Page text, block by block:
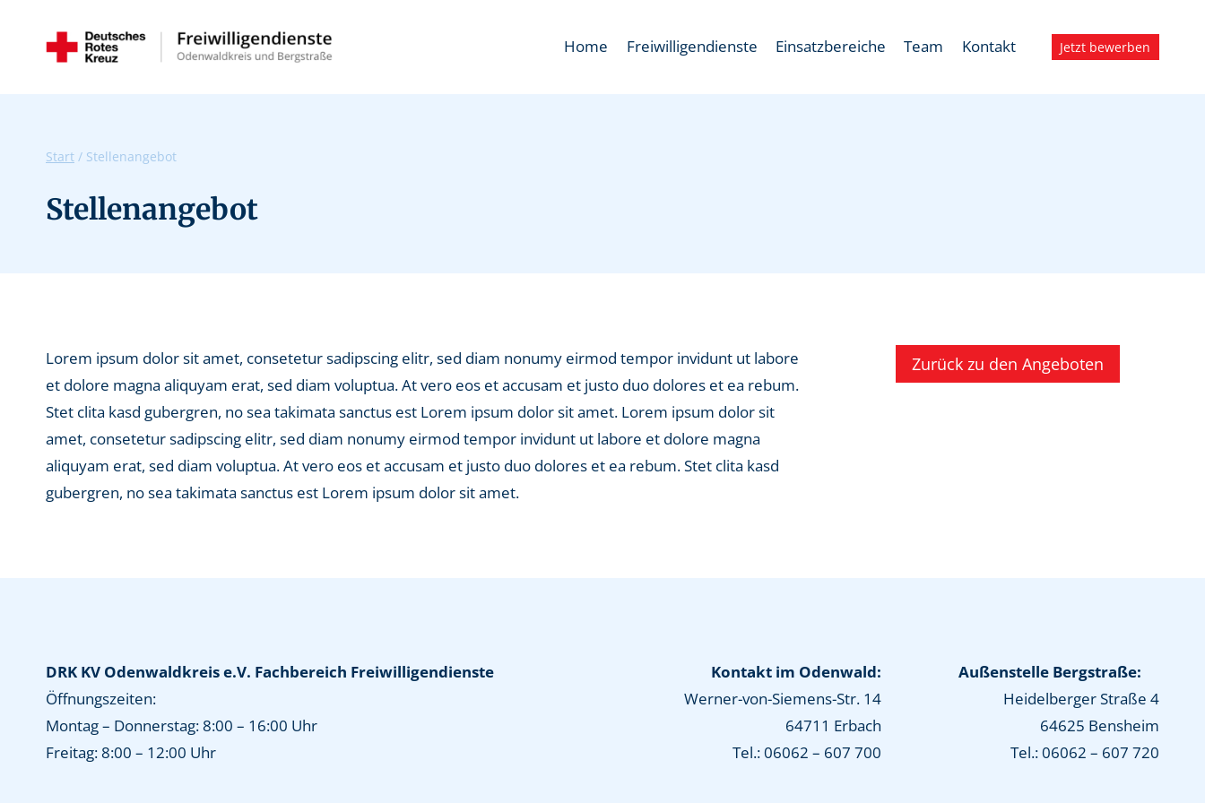
springen
Home Freiwilligendienste Einsatzbereiche Team Kontakt Jetzt bewerben
Start / Stellenangebot
Stellenangebot
Lorem ipsum dolor sit amet, consetetur sadipscing elitr, sed diam nonumy eirmod tempor invidunt ut labore
et dolore magna aliquyam erat, sed diam voluptua. At vero eos et accusam et justo duo dolores et ea rebum.
Stet clita kasd gubergren, no sea takimata sanctus est Lorem ipsum dolor sit amet. Lorem ipsum dolor sit
amet, consetetur sadipscing elitr, sed diam nonumy eirmod tempor invidunt ut labore et dolore magna
aliquyam erat, sed diam voluptua. At vero eos et accusam et justo duo dolores et ea rebum. Stet clita kasd
gubergren, no sea takimata sanctus est Lorem ipsum dolor sit amet.
Zurück zu den Angeboten
DRK KV Odenwaldkreis e.V. Fachbereich Freiwilligendienste
Öffnungszeiten:
Montag – Donnerstag: 8:00 – 16:00 Uhr
Freitag: 8:00 – 12:00 Uhr
Kontakt im Odenwald:
Werner-von-Siemens-Str. 14
64711 Erbach
Tel.: 06062 – 607 700
Außenstelle Bergstraße:
Heidelberger Straße 4
64625 Bensheim
Tel.: 06062 – 607 720